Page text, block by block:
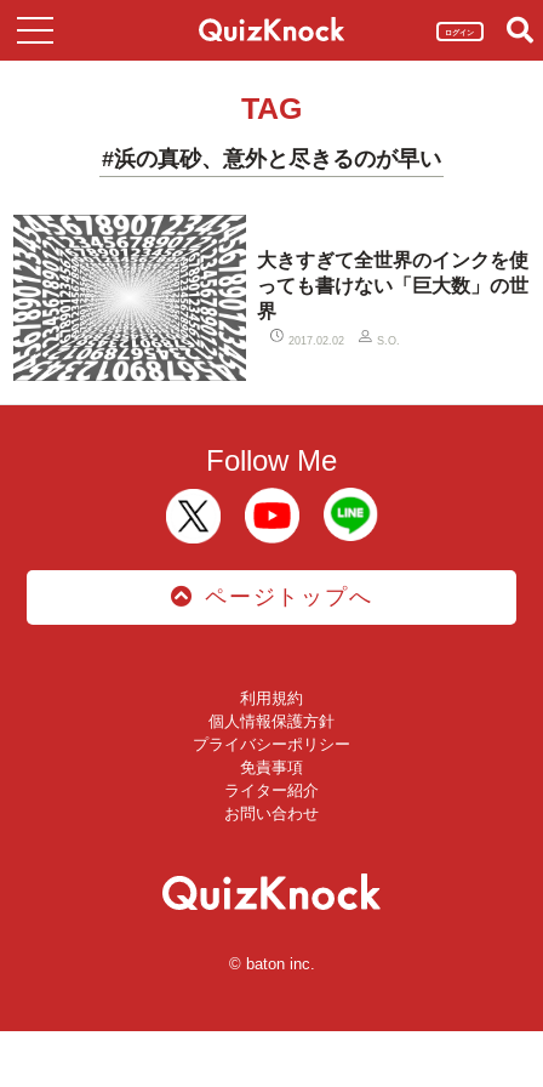
ログイン
TAG
#浜の真砂、意外と尽きるのが早い
大きすぎて全世界のインクを使
っても書けない「巨大数」の世
界
2017.02.02 S.O.
Follow Me
ページトップへ
利用規約
個人情報保護方針
プライバシーポリシー
免責事項
ライター紹介
お問い合わせ
© baton inc.